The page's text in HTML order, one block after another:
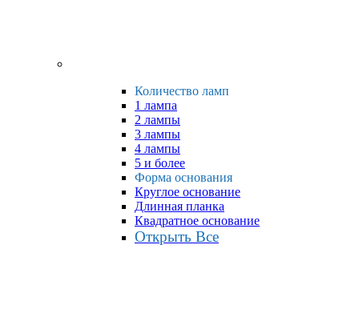
Количество ламп
1 лампа
2 лампы
3 лампы
4 лампы
5 и более
Форма основания
Круглое основание
Длинная планка
Квадратное основание
Открыть Все